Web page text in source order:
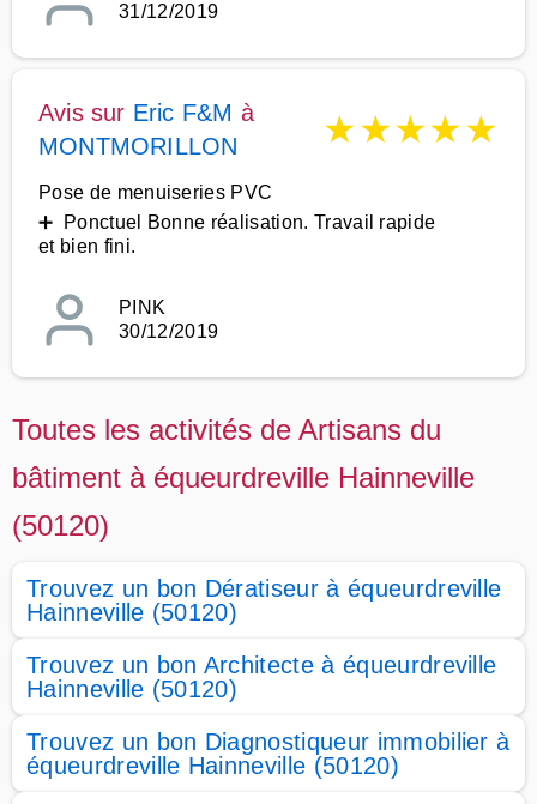
31/12/2019
Avis sur Eric F&M à
MONTMORILLON
★★★★★
Pose de menuiseries PVC
➕ Ponctuel Bonne réalisation. Travail rapide
et bien fini.
PINK
30/12/2019
Toutes les activités de Artisans du
bâtiment à équeurdreville Hainneville
(50120)
Trouvez un bon Dératiseur à équeurdreville
Hainneville (50120)
Trouvez un bon Architecte à équeurdreville
Hainneville (50120)
Trouvez un bon Diagnostiqueur immobilier à
équeurdreville Hainneville (50120)